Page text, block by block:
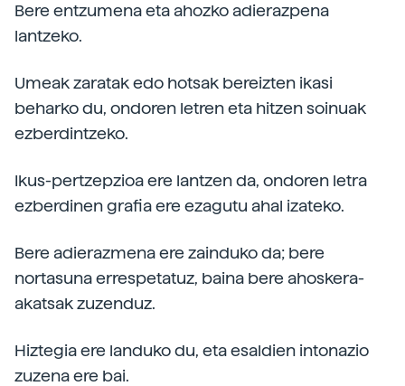
Bere entzumena eta ahozko adierazpena
lantzeko.
Umeak zaratak edo hotsak bereizten ikasi
beharko du, ondoren letren eta hitzen soinuak
ezberdintzeko.
Ikus-pertzepzioa ere lantzen da, ondoren letra
ezberdinen grafia ere ezagutu ahal izateko.
Bere adierazmena ere zainduko da; bere
nortasuna errespetatuz, baina bere ahoskera-
akatsak zuzenduz.
Hiztegia ere landuko du, eta esaldien intonazio
zuzena ere bai.